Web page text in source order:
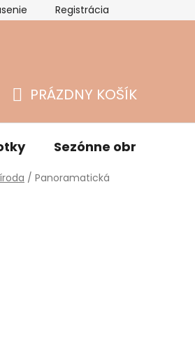
Vrátenie tovaru a reklamácie
Registrácia
KOŠÍK
PRÁZDNY KOŠÍK
Sezónne obrazy
/ Panoramatická